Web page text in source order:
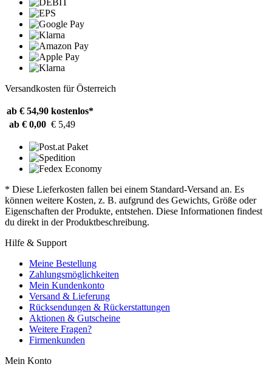
Versandkosten für Österreich
ab € 54,90 kostenlos*
ab € 0,00 € 5,49
* Diese Lieferkosten fallen bei einem Standard-Versand an. Es
können weitere Kosten, z. B. aufgrund des Gewichts, Größe oder
Eigenschaften der Produkte, entstehen. Diese Informationen findest
du direkt in der Produktbeschreibung.
Hilfe & Support
Meine Bestellung
Zahlungsmöglichkeiten
Mein Kundenkonto
Versand & Lieferung
Rücksendungen & Rückerstattungen
Aktionen & Gutscheine
Weitere Fragen?
Firmenkunden
Mein Konto